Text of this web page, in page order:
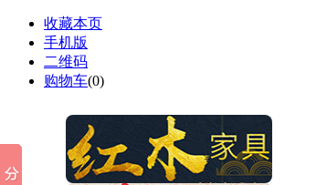
收藏本页
手机版
二维码
购物车(0)